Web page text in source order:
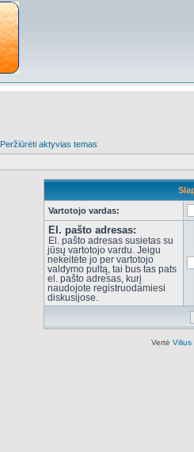
Peržiūrėti aktyvias temas
Vartotojo vardas:
El. pašto adresas:
El. pašto adresas susietas su
jūsų vartotojo vardu. Jeigu
nekeitėte jo per vartotojo
valdymo pultą, tai bus tas pats
el. pašto adresas, kurį
naudojote registruodamiesi
diskusijose.
Vertė Vilius